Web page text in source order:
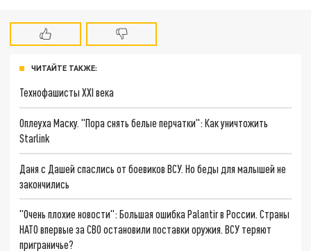
ЧИТАЙТЕ ТАКЖЕ:
Технофашисты XXI века
Оплеуха Маску. "Пора снять белые перчатки": Как уничтожить
Starlink
Даня с Дашей спаслись от боевиков ВСУ. Но беды для малышей не
закончились
"Очень плохие новости": Большая ошибка Palantir в России. Страны
НАТО впервые за СВО остановили поставки оружия. ВСУ теряют
приграничье?